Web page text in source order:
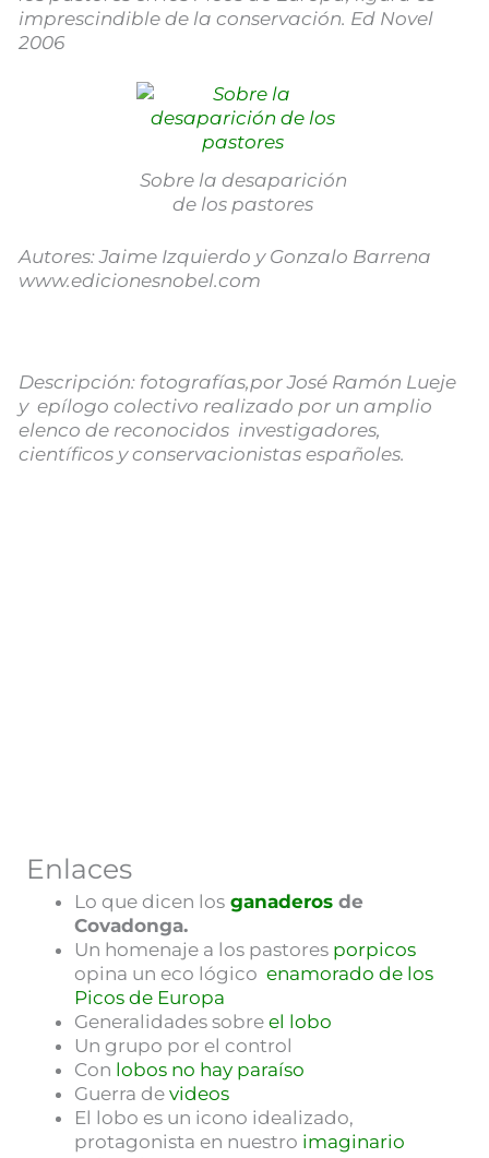
imprescindible de la conservación. Ed Novel
2006
Sobre la desaparición
de los pastores
Autores: Jaime Izquierdo y Gonzalo Barrena
www.edicionesnobel.com
Descripción: fotografías,por José Ramón Lueje
y epílogo colectivo realizado por un amplio
elenco de reconocidos investigadores,
científicos y conservacionistas españoles.
Enlaces
Lo que dicen los ganaderos de
Covadonga.
Un homenaje a los pastores porpicos
opina un eco lógico enamorado de los
Picos de Europa
Generalidades sobre el lobo
Un grupo por el control
Con lobos no hay paraíso
Guerra de videos
El lobo es un icono idealizado,
protagonista en nuestro imaginario